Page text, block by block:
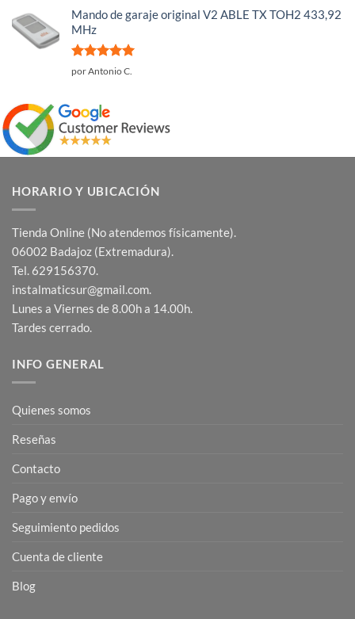
Mando de garaje original V2 ABLE TX TOH2 433,92
MHz
Valorado
por Antonio C.
HORARIO Y UBICACIÓN
Tienda Online (No atendemos físicamente).
06002 Badajoz (Extremadura).
Tel. 629156370.
instalmaticsur@gmail.com.
Lunes a Viernes de 8.00h a 14.00h.
Tardes cerrado.
INFO GENERAL
Quienes somos
Reseñas
Contacto
Pago y envío
Seguimiento pedidos
Cuenta de cliente
Blog